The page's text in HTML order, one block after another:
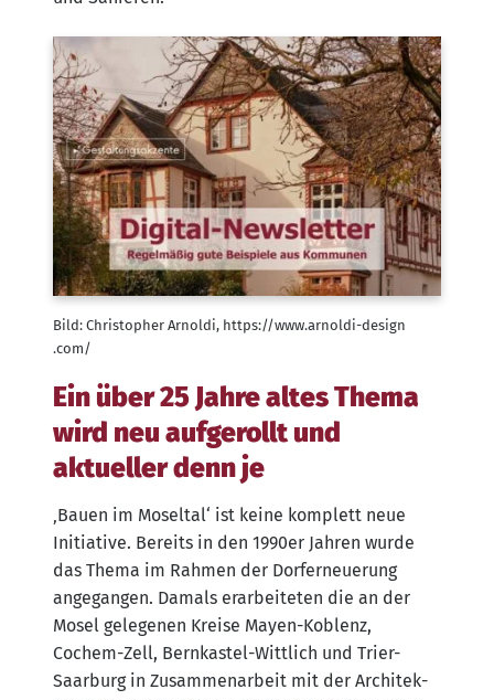
Bild: Chris­to­pher Arnol­di, https://​www​.arnol​di​-design​
.com/
Ein über 25 Jahre altes Thema
wird neu aufgerollt und
aktueller denn je
‚Bau­en im Mos­el­tal‘ ist kei­ne kom­plett neue
Initia­ti­ve. Bereits in den 1990er Jah­ren wur­de
das The­ma im Rah­men der Dorf­er­neue­rung
ange­gan­gen. Damals erar­bei­te­ten die an der
Mosel gele­ge­nen Krei­se May­en-Koblenz,
Cochem-Zell, Bern­kas­tel-Witt­lich und Trier-
Saar­burg in Zusam­men­ar­beit mit der Archi­tek­